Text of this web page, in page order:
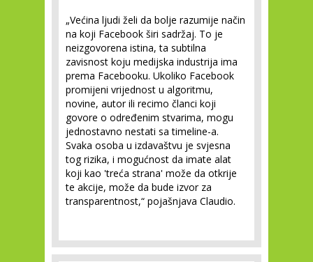
„Većina ljudi želi da bolje razumije način
na koji Facebook širi sadržaj. To je
neizgovorena istina, ta subtilna
zavisnost koju medijska industrija ima
prema Facebooku. Ukoliko Facebook
promijeni vrijednost u algoritmu,
novine, autor ili recimo članci koji
govore o određenim stvarima, mogu
jednostavno nestati sa timeline-a.
Svaka osoba u izdavaštvu je svjesna
tog rizika, i mogućnost da imate alat
koji kao 'treća strana' može da otkrije
te akcije, može da bude izvor za
transparentnost,“ pojašnjava Claudio.